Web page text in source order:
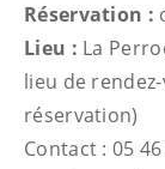
Réservation :
Lieu : La
lieu de
réservation)
Contact : 05